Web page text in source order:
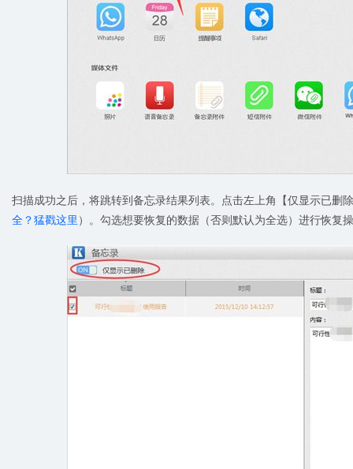
扫描成功之后，将跳转到备忘录结果列表。点击左上角【仅显示已删
全？猛戳这里 ）。勾选想要恢复的数据（否则默认为全选）进行恢复